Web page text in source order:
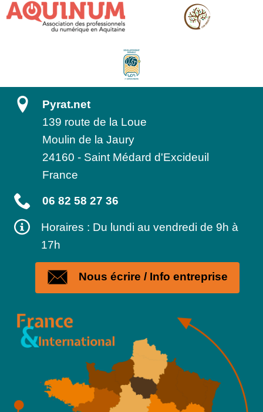
Pyrat.net
139 route de la Loue
Moulin de la Jaury
24160 - Saint Médard d'Excideuil
France
06 82 58 27 36
Horaires : Du lundi au vendredi de 9h à
17h
Nous écrire / Info entreprise